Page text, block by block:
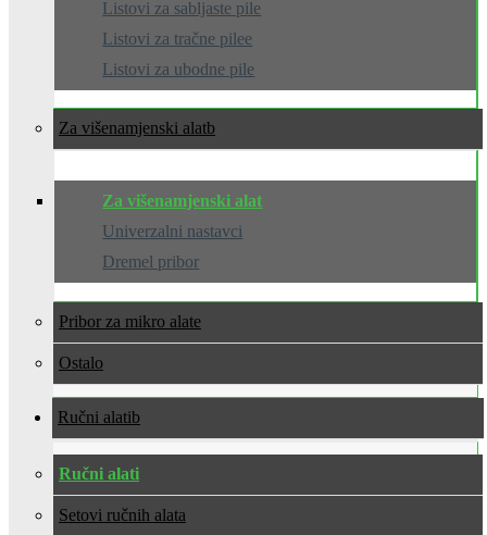
Listovi za sabljaste pile
Listovi za tračne pilee
Listovi za ubodne pile
Za višenamjenski alat
Za višenamjenski alat
Univerzalni nastavci
Dremel pribor
Pribor za mikro alate
Ostalo
Ručni alati
Ručni alati
Setovi ručnih alata